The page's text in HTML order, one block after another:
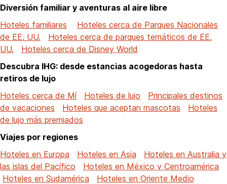
Diversión familiar y aventuras al aire libre
Hoteles familiares
Hoteles cerca de Parques Nacionales
de EE. UU.
Hoteles cerca de parques temáticos de EE.
UU.
Hoteles cerca de Disney World
Descubra IHG: desde estancias acogedoras hasta
retiros de lujo
Hoteles cerca de Mí
Hoteles de lujo
Principales destinos
de vacaciones
Hoteles que aceptan mascotas
Hoteles
de lujo más premiados
Viajes por regiones
Hoteles en Europa
Hoteles en Asia
Hoteles en Australia y
las islas del Pacífico
Hoteles en México y Centroamérica
Hoteles en Sudamérica
Hoteles en Oriente Medio